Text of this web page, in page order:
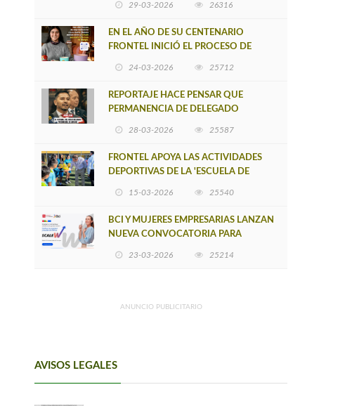
29-03-2026 26316
EN EL AÑO DE SU CENTENARIO
FRONTEL INICIÓ EL PROCESO DE
24-03-2026 25712
REPORTAJE HACE PENSAR QUE
PERMANENCIA DE DELEGADO
28-03-2026 25587
FRONTEL APOYA LAS ACTIVIDADES
DEPORTIVAS DE LA 'ESCUELA DE
15-03-2026 25540
BCI Y MUJERES EMPRESARIAS LANZAN
NUEVA CONVOCATORIA PARA
23-03-2026 25214
ANUNCIO PUBLICITARIO
AVISOS LEGALES